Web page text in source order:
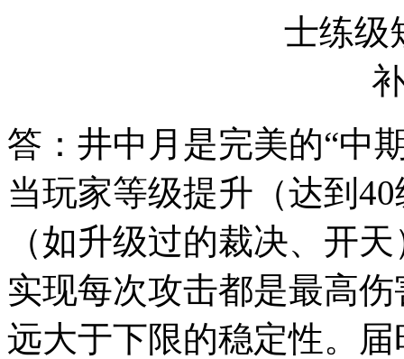
答：井中月是完美的“中
当玩家等级提升（达到
（如升级过的裁决、开
实现每次攻击都是最高
远大于下限的稳定性。